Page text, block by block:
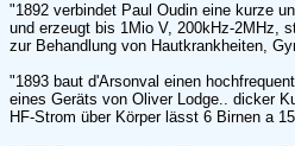
"1892 verbindet Paul Oudin eine kurze
und erzeugt bis 1Mio V, 200kHz-2MHz,
zur Behandlung von Hautkrankheiten,
"1893 baut d'Arsonval einen
eines Geräts von Oliver Lodge.. dicker
HF-Strom über Körper lässt 6 Birnen a